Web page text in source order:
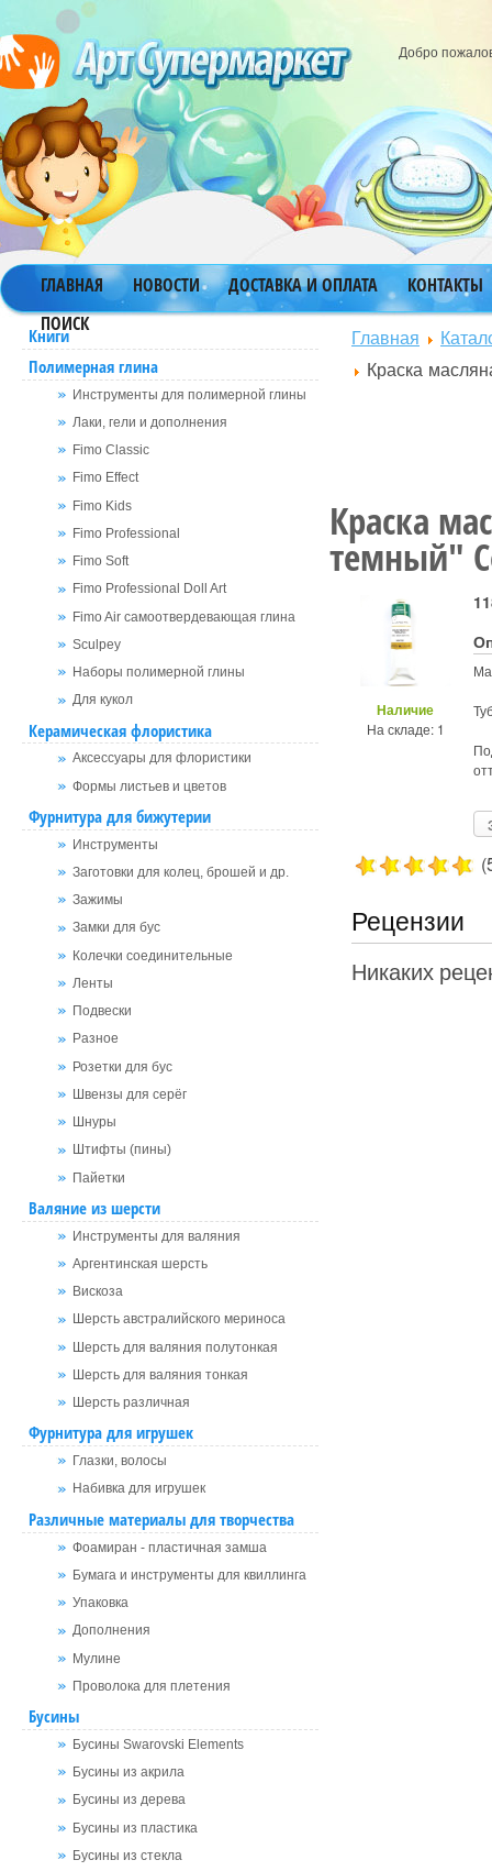
Добро
ГЛАВНАЯ НОВОСТИ ДОСТАВКА И ОПЛАТА
КОНТАКТЫ
ПОИСК
Книги
Полимерная глина
Инструменты для полимерной глины
Лаки, гели и дополнения
Fimo Classic
Fimo Effect
Fimo Kids
Fimo Professional
Fimo Soft
Fimo Professional Doll Art
Fimo Air самоотвердевающая глина
Sculpey
Наборы полимерной глины
Для кукол
Керамическая флористика
Аксессуары для флористики
Формы листьев и цветов
Фурнитура для бижутерии
Инструменты
Заготовки для колец, брошей и др.
Зажимы
Замки для бус
Колечки соединительные
Ленты
Подвески
Разное
Розетки для бус
Швензы для серёг
Шнуры
Штифты (пины)
Пайетки
Валяние из шерсти
Инструменты для валяния
Аргентинская шерсть
Вискоза
Шерсть австралийского мериноса
Шерсть для валяния полутонкая
Шерсть для валяния тонкая
Шерсть различная
Фурнитура для игрушек
Глазки, волосы
Набивка для игрушек
Различные материалы для творчества
Фоамиран - пластичная замша
Бумага и инструменты для квиллинга
Упаковка
Дополнения
Мулине
Проволока для плетения
Бусины
Бусины Swarovski Elements
Бусины из акрила
Бусины из дерева
Бусины из пластика
Бусины из стекла
Главная
Краска
Краска
темный"
Наличие
На складе: 1
Рецензии
Никаких